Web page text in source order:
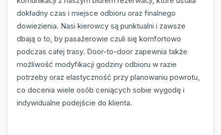
dokładny czas i miejsce odbioru oraz finalnego
dowiezienia. Nasi kierowcy są punktualni i zawsze
dbają o to, by pasażerowie czuli się komfortowo
podczas całej trasy. Door-to-door zapewnia także
możliwość modyfikacji godziny odbioru w razie
potrzeby oraz elastyczność przy planowaniu powrotu,
co docenia wiele osób ceniących sobie wygodę i
indywidualne podejście do klienta.